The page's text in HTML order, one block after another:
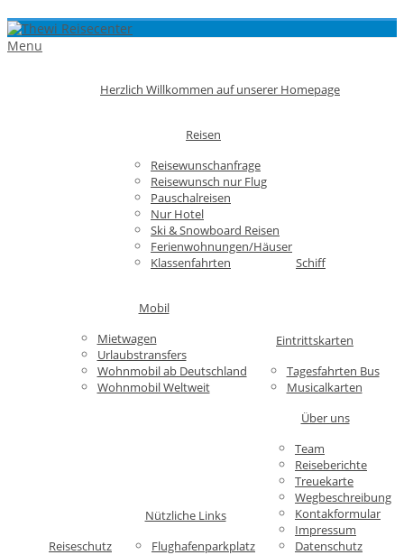
Menu
Herzlich Willkommen auf unserer Homepage
Reisen
Reisewunschanfrage
Reisewunsch nur Flug
Pauschalreisen
Nur Hotel
Ski & Snowboard Reisen
Ferienwohnungen/Häuser
Klassenfahrten
Schiff
Mobil
Mietwagen
Urlaubstransfers
Wohnmobil ab Deutschland
Wohnmobil Weltweit
Eintrittskarten
Tagesfahrten Bus
Musicalkarten
Reiseschutz
Nützliche Links
Flughafenparkplatz
Über uns
Team
Reiseberichte
Treuekarte
Wegbeschreibung
Kontakformular
Impressum
Datenschutz